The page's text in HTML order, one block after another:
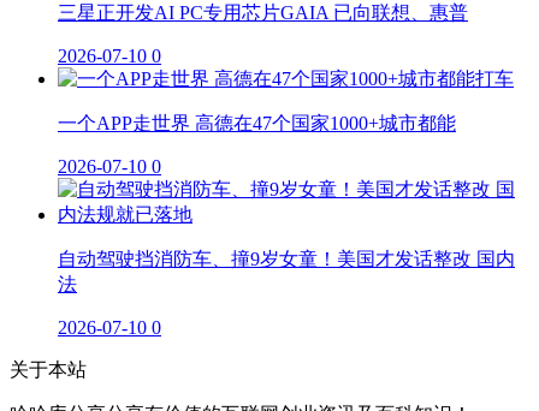
三星正开发AI PC专用芯片GAIA 已向联想、惠普
2026-07-10 0
一个APP走世界 高德在47个国家1000+城市都能
2026-07-10 0
自动驾驶挡消防车、撞9岁女童！美国才发话整改 国内
法
2026-07-10 0
关于本站